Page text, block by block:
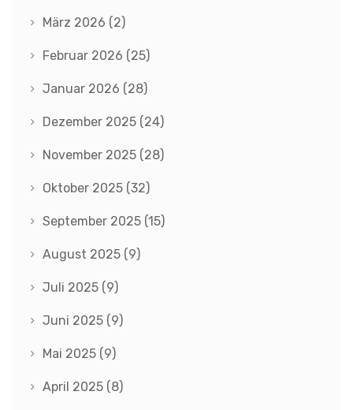
März 2026 (2)
Februar 2026 (25)
Januar 2026 (28)
Dezember 2025 (24)
November 2025 (28)
Oktober 2025 (32)
September 2025 (15)
August 2025 (9)
Juli 2025 (9)
Juni 2025 (9)
Mai 2025 (9)
April 2025 (8)